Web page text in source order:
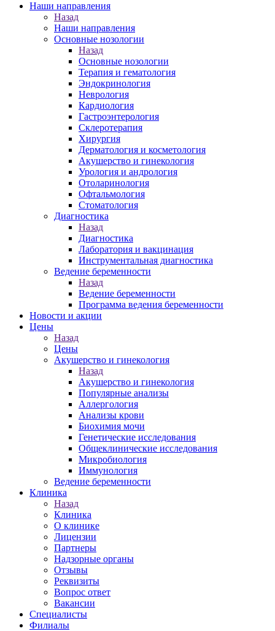
Наши направления
Назад
Наши направления
Основные нозологии
Назад
Основные нозологии
Терапия и гематология
Эндокринология
Неврология
Кардиология
Гастроэнтерология
Склеротерапия
Хирургия
Дерматология и косметология
Акушерство и гинекология
Урология и андрология
Отоларинология
Офтальмология
Стоматология
Диагностика
Назад
Диагностика
Лаборатория и вакцинация
Инструментальная диагностика
Ведение беременности
Назад
Ведение беременности
Программа ведения беременности
Новости и акции
Цены
Назад
Цены
Акушерство и гинекология
Назад
Акушерство и гинекология
Популярные анализы
Аллергология
Анализы крови
Биохимия мочи
Генетические исследования
Общеклинические исследования
Микробиология
Иммунология
Ведение беременности
Клиника
Назад
Клиника
О клинике
Лицензии
Партнеры
Надзорные органы
Отзывы
Реквизиты
Вопрос ответ
Вакансии
Специалисты
Филиалы